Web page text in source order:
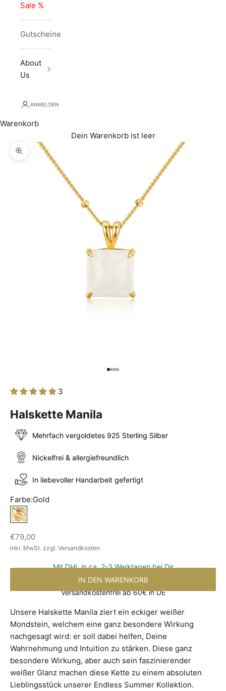
Sale %
Gutscheine
About
Us
ANMELDEN
Warenkorb
Dein Warenkorb ist leer
Bild vergrößern
Gehe zu Element 1
Gehe zu Element 2
Gehe zu Element 3
Gehe zu Element 4
3
Halskette Manila
Mehrfach vergoldetes 925 Sterling Silber
Nickelfrei & allergiefreundlich
In liebevoller Handarbeit gefertigt
Farbe:Gold
Gold
Angebot
€79,00
inkl. MwSt. zzgl. Versandkosten
Mit DHL in ca. 2-3 Werktagen bei Dir
IN DEN WARENKORB
Versandkostenfrei ab 60€ in DE
Unsere Halskette Manila ziert ein eckiger weißer
Mondstein, welchem eine ganz besondere Wirkung
nachgesagt wird: er soll dabei helfen, Deine
Wahrnehmung und Intuition zu stärken. Diese ganz
besondere Wirkung, aber auch sein faszinierender
weißer Glanz machen diese Kette zu einem absoluten
Lieblingsstück unserer Endless Summer Kollektion.